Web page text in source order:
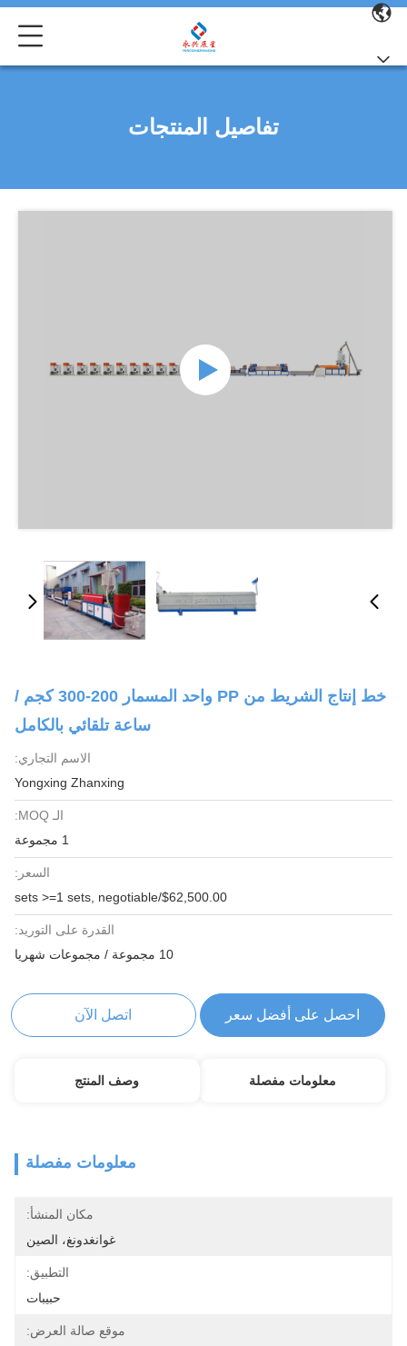
تفاصيل المنتجات
خط إنتاج الشريط من PP واحد المسمار 200-300 كجم /
ساعة تلقائي بالكامل
الاسم التجاري:
Yongxing Zhanxing
الـ MOQ:
1 مجموعة
السعر:
$62,500.00/sets >=1 sets, negotiable
القدرة على التوريد:
10 مجموعة / مجموعات شهريا
احصل على أفضل سعر اتصل الآن
معلومات مفصلة وصف المنتج
معلومات مفصلة
مكان المنشأ:
غوانغدونغ، الصين
التطبيق:
حبيبات
موقع صالة العرض: